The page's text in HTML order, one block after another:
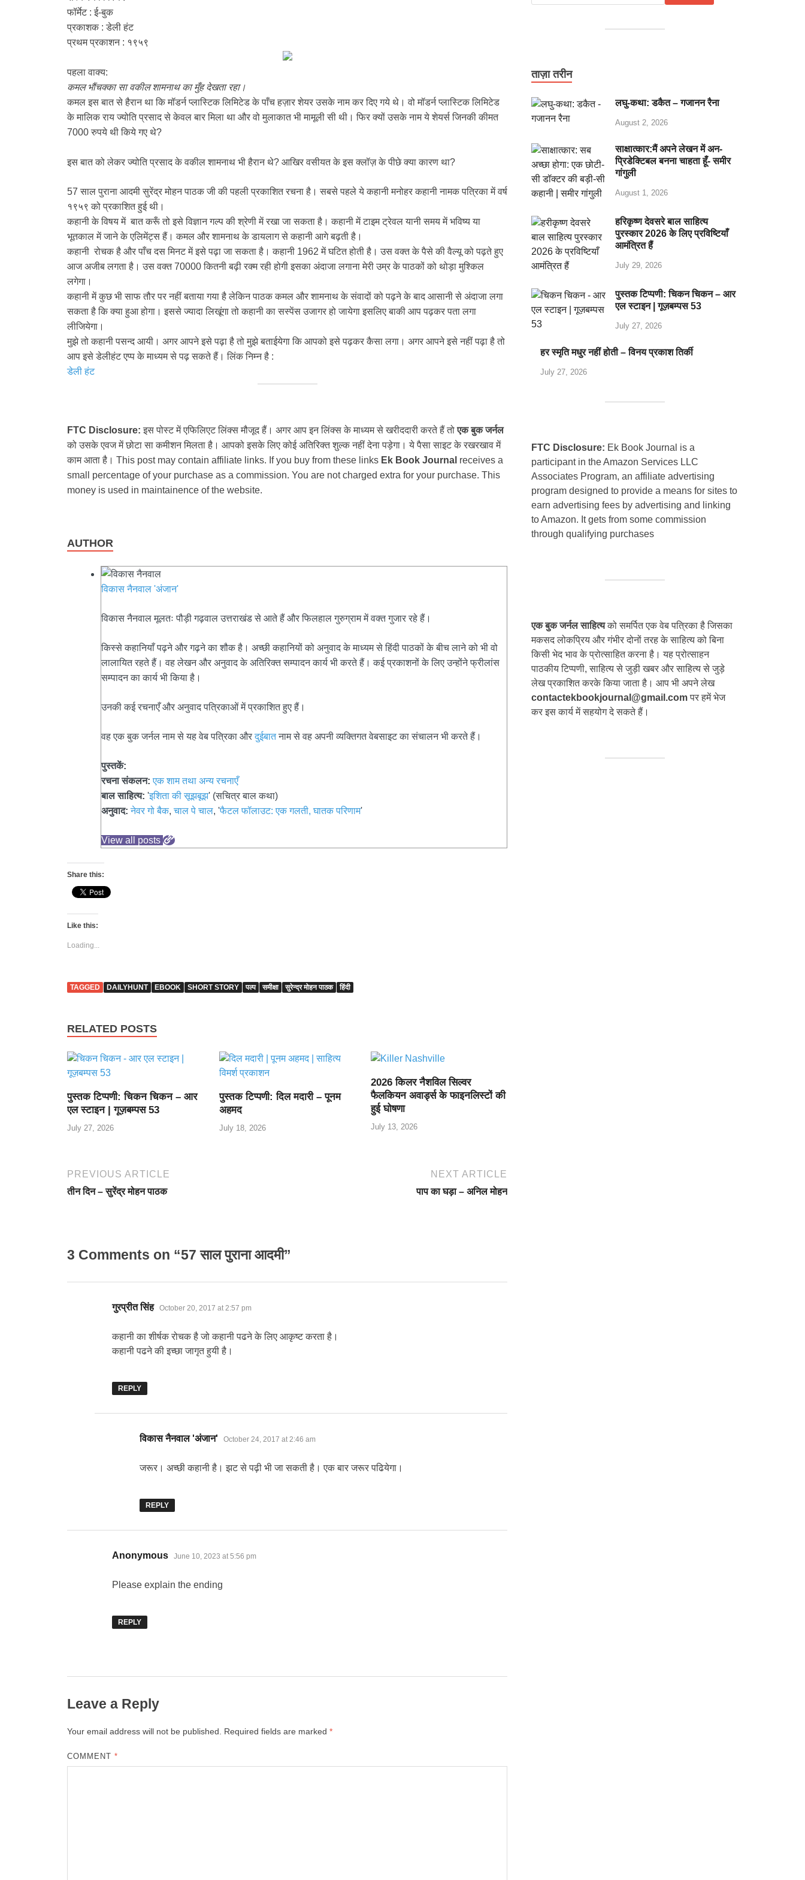
फॉर्मेट : ई-बुक
प्रकाशक : डेली हंट
प्रथम प्रकाशन : १९५९
पहला वाक्य:
कमल भौंचक्का सा वकील शामनाथ का मुँह देखता रहा।
कमल इस बात से हैरान था कि मॉडर्न प्लास्टिक लिमिटेड के पाँच हज़ार शेयर उसके नाम कर दिए गये थे। वो मॉडर्न प्लास्टिक लिमिटेड
के मालिक राय ज्योति प्रसाद से केवल बार मिला था और वो मुलाकात भी मामूली सी थी। फिर क्यों उसके नाम ये शेयर्स जिनकी कीमत
7000 रुपये थी किये गए थे?
इस बात को लेकर ज्योति प्रसाद के वकील शामनाथ भी हैरान थे? आखिर वसीयत के इस क्लॉज़ के पीछे क्या कारण था?
57 साल पुराना आदमी सुरेंद्र मोहन पाठक जी की पहली प्रकाशित रचना है। सबसे पहले ये कहानी मनोहर कहानी नामक पत्रिका में वर्ष
१९५९ को प्रकाशित हुई थी।
कहानी के विषय में बात करूँ तो इसे विज्ञान गल्प की श्रेणी में रखा जा सकता है। कहानी में टाइम ट्रेवल यानी समय में भविष्य या
भूतकाल में जाने के एलिमेंट्स हैं। कमल और शामनाथ के डायलाग से कहानी आगे बढ़ती है।
कहानी रोचक है और पाँच दस मिनट में इसे पढ़ा जा सकता है। कहानी 1962 में घटित होती है। उस वक्त के पैसे की वैल्यू को पढ़ते हुए
आज अजीब लगता है। उस वक्त 70000 कितनी बढ़ी रक्म रही होगी इसका अंदाजा लगाना मेरी उम्र के पाठकों को थोड़ा मुश्किल
लगेगा।
कहानी में कुछ भी साफ तौर पर नहीं बताया गया है लेकिन पाठक कमल और शामनाथ के संवादों को पढ़ने के बाद आसानी से अंदाजा लगा
सकता है कि क्या हुआ होगा। इससे ज्यादा लिखूंगा तो कहानी का सस्पेंस उजागर हो जायेगा इसलिए बाकी आप पढ़कर पता लगा
लीजियेगा।
मुझे तो कहानी पसन्द आयी। अगर आपने इसे पढ़ा है तो मुझे बताईयेगा कि आपको इसे पढ़कर कैसा लगा। अगर आपने इसे नहीं पढ़ा है तो
आप इसे डेलीहंट एप्प के माध्यम से पढ़ सकते हैं। लिंक निम्न है :
डेली हंट
FTC Disclosure: इस पोस्ट में एफिलिएट लिंक्स मौजूद हैं। अगर आप इन लिंक्स के माध्यम से खरीददारी करते हैं तोएक बुक जर्नल
को उसके एवज में छोटा सा कमीशन मिलता है। आपको इसके लिए कोई अतिरिक्त शुल्क नहीं देना पड़ेगा। ये पैसा साइट के रखरखाव में
काम आता है। This post may contain affiliate links. If you buy from these links Ek Book Journal receives a
small percentage of your purchase as a commission. You are not charged extra for your purchase. This
money is used in maintainence of the website.
AUTHOR
विकास नैनवाल 'अंजान'
विकास नैनवाल मूलतः पौड़ी गढ़वाल उत्तराखंड से आते हैं और फिलहाल गुरुग्राम में वक्त गुजार रहे हैं।
किस्से कहानियाँ पढ़ने और गढ़ने का शौक है। अच्छी कहानियों को अनुवाद के माध्यम से हिंदी पाठकों के बीच लाने को भी वो
लालायित रहते हैं। वह लेखन और अनुवाद के अतिरिक्त सम्पादन कार्य भी करते हैं। कई प्रकाशनों के लिए उन्होंने फ्रीलांस
सम्पादन का कार्य भी किया है।
उनकी कई रचनाएँ और अनुवाद पत्रिकाओं में प्रकाशित हुए हैं।
वह एक बुक जर्नल नाम से यह वेब पत्रिका औरदुईबातनाम से वह अपनी व्यक्तिगत वेबसाइट का संचालन भी करते हैं।
पुस्तकें:
रचना संकलन: एक शाम तथा अन्य रचनाएँ
बाल साहित्य: 'इशिता की सूझबूझ' (सचित्र बाल कथा)
अनुवाद: नेवर गो बैक,चाल पे चाल, 'फैटल फॉलाउट: एक गलती, घातक परिणाम'
View all posts
Share this:
Like this:
Loading...
TAGGED DAILYHUNT EBOOK SHORT STORY पल्प समीक्षा सुरेन्द्र मोहन पाठक हिंदी
RELATED POSTS
पुस्तक टिप्पणी: चिकन चिकन – आर
एल स्टाइन | गूज़बम्पस 53
July 27, 2026
पुस्तक टिप्पणी: दिल मदारी – पूनम
अहमद
July 18, 2026
2026 किलर नैशविल सिल्वर
फैलकियन अवार्ड्स के फाइनलिस्टों की
हुई घोषणा
July 13, 2026
PREVIOUS ARTICLE
तीन दिन – सुरेंद्र मोहन पाठक
NEXT ARTICLE
पाप का घड़ा – अनिल मोहन
3 Comments on “57 साल पुराना आदमी”
गुरप्रीत सिंह says:
October 20, 2017 at 2:57 pm
कहानी का शीर्षक रोचक है जो कहानी पढने के लिए आकृष्ट करता है।
कहानी पढने की इच्छा जागृत हुयी है।
REPLY
विकास नैनवाल 'अंजान' says:
October 24, 2017 at 2:46 am
जरूर। अच्छी कहानी है। झट से पढ़ी भी जा सकती है। एक बार जरूर पढियेगा।
REPLY
Anonymous says:
June 10, 2023 at 5:56 pm
Please explain the ending
REPLY
Leave a Reply
Your email address will not be published. Required fields are marked *
COMMENT*
ताज़ा तरीन
लघु-कथा: डकैत – गजानन रैना
August 2, 2026
साक्षात्कार:मैं अपने लेखन में अन-
प्रिडेक्टिबल बनना चाहता हूँ- समीर
गांगुली
August 1, 2026
हरिकृष्ण देवसरे बाल साहित्य
पुरस्कार 2026 के लिए प्रविष्टियाँ
आमंत्रित हैं
July 29, 2026
पुस्तक टिप्पणी: चिकन चिकन – आर
एल स्टाइन | गूज़बम्पस 53
July 27, 2026
हर स्मृति मधुर नहीं होती – विनय प्रकाश तिर्की
July 27, 2026
FTC Disclosure: Ek Book Journal is a
participant in the Amazon Services LLC
Associates Program, an affiliate advertising
program designed to provide a means for sites to
earn advertising fees by advertising and linking
to Amazon. It gets from some commission
through qualifying purchases
एक बुक जर्नल साहित्यको समर्पित एक वेब पत्रिका है जिसका
मकसद लोकप्रिय और गंभीर दोनों तरह के साहित्य को बिना
किसी भेद भाव के प्रोत्साहित करना है। यह प्रोत्साहन
पाठकीय टिप्पणी, साहित्य से जुड़ी खबर और साहित्य से जुड़े
लेख प्रकाशित करके किया जाता है। आप भी अपने लेख
contactekbookjournal@gmail.comपर हमें भेज
कर इस कार्य में सहयोग दे सकते हैं।